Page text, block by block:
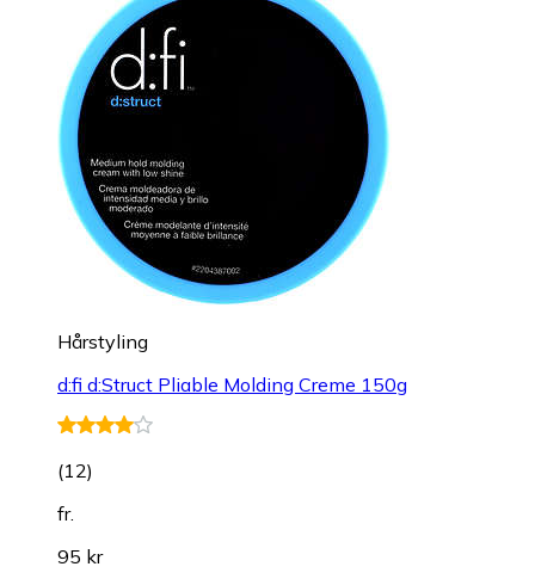
Hårstyling
d:fi d:Struct Pliable Molding Creme 150g
(12)
fr.
95 kr